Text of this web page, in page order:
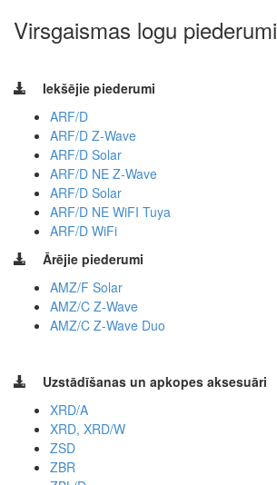
Virsgaismas logu piederumi
Iekšējie piederumi
ARF/D
ARF/D Z-Wave
ARF/D Solar
ARF/D NE Z-Wave
ARF/D Solar
ARF/D NE WiFI Tuya
ARF/D WiFi
Ārējie piederumi
AMZ/F Solar
AMZ/C Z-Wave
AMZ/C Z-Wave Duo
Uzstādīšanas un apkopes aksesuāri
XRD/A
XRD, XRD/W
ZSD
ZBR